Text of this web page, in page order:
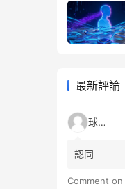
最新評論
球球
認同
Comment on